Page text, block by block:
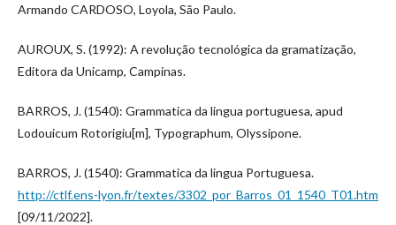
Armando CARDOSO, Loyola, São Paulo.
AUROUX, S. (1992): A revolução tecnológica da gramatização,
Editora da Unicamp, Campinas.
BARROS, J. (1540): Grammatica da lingua portuguesa, apud
Lodouicum Rotorigiu[m], Typographum, Olyssipone.
BARROS, J. (1540): Grammatica da lingua Portuguesa.
http://ctlf.ens-lyon.fr/textes/3302_por_Barros_01_1540_T01.htm
[09/11/2022].